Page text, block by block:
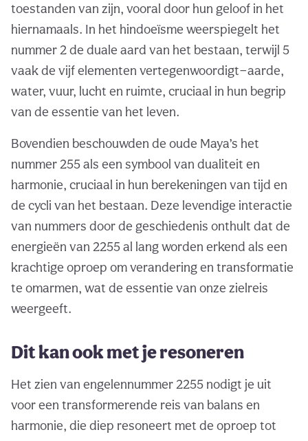
toestanden van zijn, vooral door hun geloof in het
hiernamaals. In het hindoeïsme weerspiegelt het
nummer 2 de duale aard van het bestaan, terwijl 5
vaak de vijf elementen vertegenwoordigt—aarde,
water, vuur, lucht en ruimte, cruciaal in hun begrip
van de essentie van het leven.
Bovendien beschouwden de oude Maya’s het
nummer 255 als een symbool van dualiteit en
harmonie, cruciaal in hun berekeningen van tijd en
de cycli van het bestaan. Deze levendige interactie
van nummers door de geschiedenis onthult dat de
energieën van 2255 al lang worden erkend als een
krachtige oproep om verandering en transformatie
te omarmen, wat de essentie van onze zielreis
weergeeft.
Dit kan ook met je resoneren
Het zien van engelennummer 2255 nodigt je uit
voor een transformerende reis van balans en
harmonie, die diep resoneert met de oproep tot